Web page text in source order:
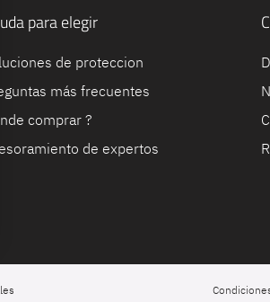
para elegir
de proteccion
más frecuentes
comprar ?
de expertos